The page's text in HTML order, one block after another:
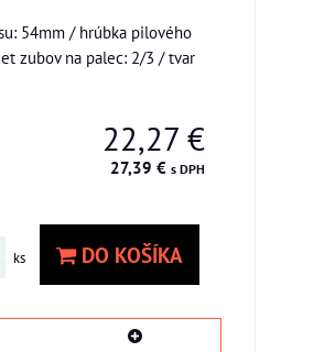
54mm / hrúbka pilového
zubov na palec: 2/3 / tvar
22,27 €
27,39 € s DPH
ks DO KOŠÍKA